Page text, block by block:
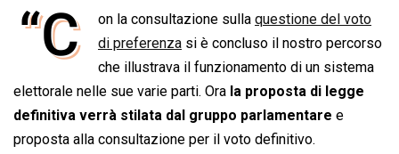
c
e
o
o
k
a
t
s
A
p
p
n
k
e
d
I
n
r
e
a
d
s
a
i
l
p
y
L
i
n
k
i
n
t
“C on la consultazione sulla questione del voto
di preferenza si è concluso il nostro percorso
che illustrava il funzionamento di un sistema
elettorale nelle sue varie parti. Ora la proposta di legge
definitiva verrà stilata dal gruppo parlamentare e
proposta alla consultazione per il voto definitivo.